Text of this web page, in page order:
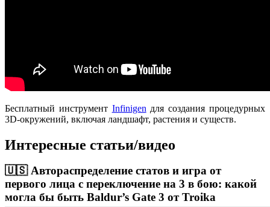
Бесплатный инструмент Infinigen для создания процедурных
3D-окружений, включая ландшафт, растения и существ.
Интересные статьи/видео
🇺🇸 Автораспределение статов и игра от
первого лица с переключение на 3 в бою: какой
могла бы быть Baldur’s Gate 3 от Troika